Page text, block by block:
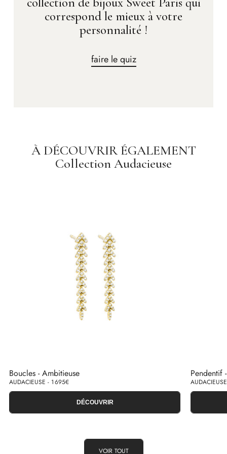
correspond le mieux à votre
personnalité !
faire le quiz
À DÉCOUVRIR ÉGALEMENT
Collection Audacieuse
Boucles - Ambitieuse
AUDACIEUSE - 1 695€
DÉCOUVRIR
Pendentif
VOIR TOUT